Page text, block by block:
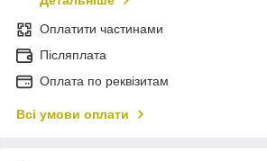
Оплатити частинами
Післяплата
Оплата по реквізитам
Всі умови оплати